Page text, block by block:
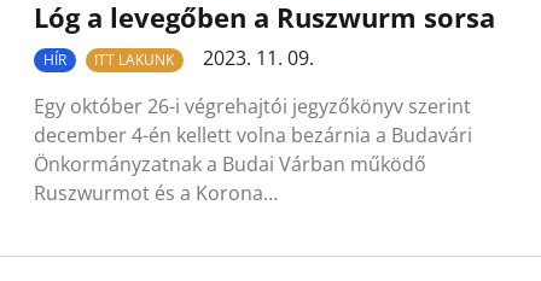
Lóg a levegőben a Ruszwurm sorsa
HÍR ITT LAKUNK
2023. 11. 09.
Egy október 26-i végrehajtói jegyzőkönyv szerint
december 4-én kellett volna bezárnia a Budavári
Önkormányzatnak a Budai Várban működő
Ruszwurmot és a Korona…